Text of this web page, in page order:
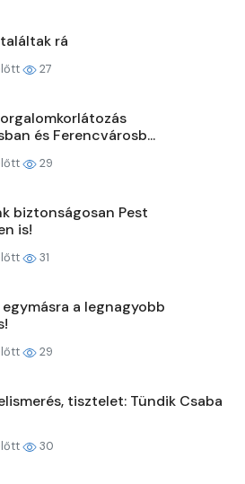
rá
27
és Ferencvárosb...
29
biztonságosan Pest
is!
31
a legnagyobb
29
tisztelet: Tündik Csaba
30